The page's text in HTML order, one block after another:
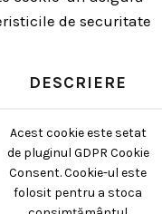
de securitate
DESCRIERE
Acest cookie este setat
de pluginul GDPR Cookie
Consent. Cookie-ul este
folosit pentru a stoca